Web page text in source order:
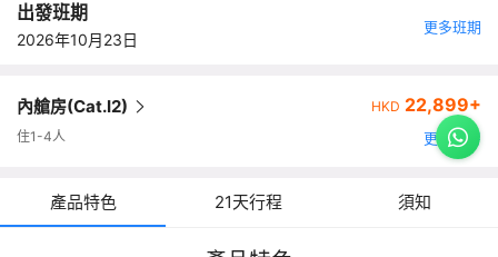
出發班期
2026年10月23日
更多班期
內艙房(Cat.I2)
住1-4人
HKD 22,899+
更多艙房
產品特色 21天行程 須知